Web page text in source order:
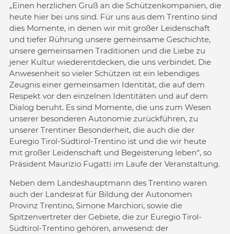
„Einen herzlichen Gruß an die Schützenkompanien, die
heute hier bei uns sind. Für uns aus dem Trentino sind
dies Momente, in denen wir mit großer Leidenschaft
und tiefer Rührung unsere gemeinsame Geschichte,
unsere gemeinsamen Traditionen und die Liebe zu
jener Kultur wiederentdecken, die uns verbindet. Die
Anwesenheit so vieler Schützen ist ein lebendiges
Zeugnis einer gemeinsamen Identität, die auf dem
Respekt vor den einzelnen Identitäten und auf dem
Dialog beruht. Es sind Momente, die uns zum Wesen
unserer besonderen Autonomie zurückführen, zu
unserer Trentiner Besonderheit, die auch die der
Euregio Tirol-Südtirol-Trentino ist und die wir heute
mit großer Leidenschaft und Begeisterung leben“, so
Präsident Maurizio Fugatti im Laufe der Veranstaltung.
Neben dem Landeshauptmann des Trentino waren
auch der Landesrat für Bildung der Autonomen
Provinz Trentino, Simone Marchiori, sowie die
Spitzenvertreter der Gebiete, die zur Euregio Tirol-
Südtirol-Trentino gehören, anwesend: der